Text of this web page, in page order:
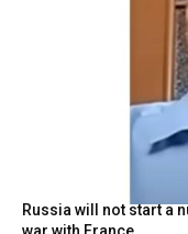
Russia will not start a
war with France